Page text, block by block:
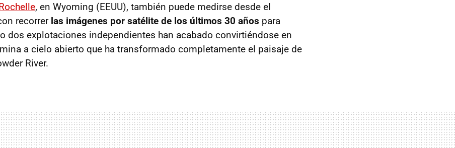
, en Wyoming (EEUU), también puede medirse desde el
recorrer las imágenes por satélite de los últimos 30 años para
dos explotaciones independientes han acabado convirtiéndose en
a cielo abierto que ha transformado completamente el paisaje de
River.